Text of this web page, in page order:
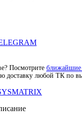
Посмотрите ближайшие
доставку любой ТК по